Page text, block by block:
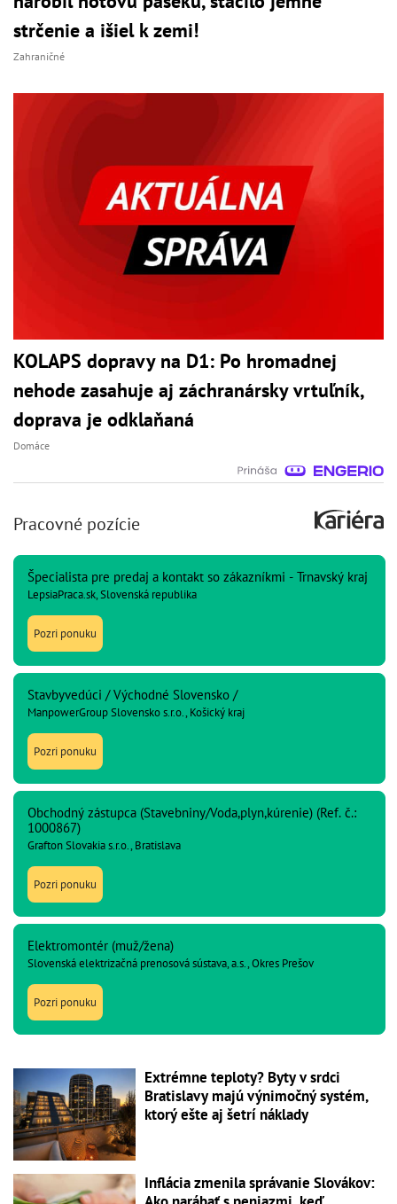
strčenie a išiel k zemi!
Zahraničné
KOLAPS dopravy na D1: Po hromadnej
nehode zasahuje aj záchranársky vrtuľník,
doprava je odklaňaná
Domáce
Pracovné pozície
Špecialista pre predaj a kontakt so zákazníkmi - Trnavský kraj
LepsiaPraca.sk, Slovenská republika
Pozri ponuku
Stavbyvedúci / Východné Slovensko /
ManpowerGroup Slovensko s.r.o., Košický kraj
Pozri ponuku
Obchodný zástupca (Stavebniny/Voda,plyn,kúrenie) (Ref. č.:
1000867)
Grafton Slovakia s.r.o., Bratislava
Pozri ponuku
Elektromontér (muž/žena)
Slovenská elektrizačná prenosová sústava, a.s., Okres Prešov
Pozri ponuku
Extrémne teploty? Byty v srdci
Bratislavy majú výnimočný systém,
ktorý ešte aj šetrí náklady
Inflácia zmenila správanie Slovákov: